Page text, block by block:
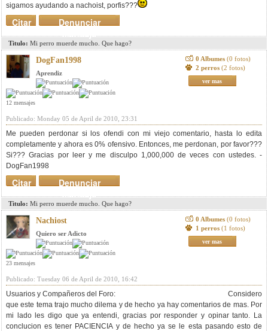
sigamos ayudando a nachoist, porfis???
Denunciar
mensaje
Citar
Titulo: Mi perro muerde mucho. Que hago?
DogFan1998
Aprendiz
12 mensajes
0 Albumes (0 fotos)
2 perros (2 fotos)
ver mas
Publicado: Monday 05 de April de 2010, 23:31
Me pueden perdonar si los ofendi con mi viejo comentario, hasta lo edita
completamente y ahora es 0% ofensivo. Entonces, me perdonan, por favor???
Si??? Gracias por leer y me disculpo 1,000,000 de veces con ustedes. -
DogFan1998
Denunciar
mensaje
Citar
Titulo: Mi perro muerde mucho. Que hago?
Nachiost
Quiero ser Adicto
23 mensajes
0 Albumes (0 fotos)
1 perros (1 fotos)
ver mas
Publicado: Tuesday 06 de April de 2010, 16:42
Usuarios y Compañeros del Foro: Considero
que este tema trajo mucho dilema y de hecho ya hay comentarios de mas. Por
mi lado les digo que ya entendi, gracias por responder y opinar tanto. La
conclucion es tener PACIENCIA y de hecho ya se le esta pasando esto de